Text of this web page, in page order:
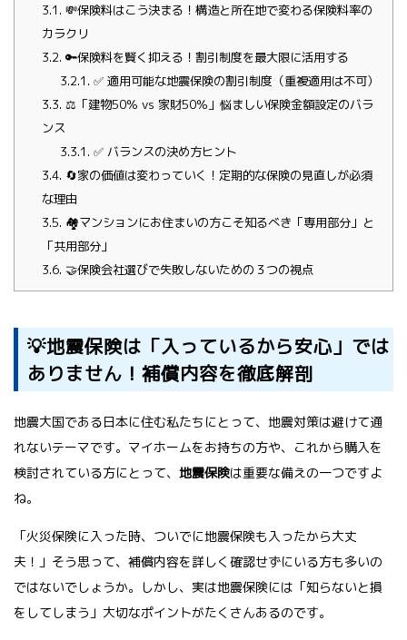
3.1. 💸保険料はこう決まる！構造と所在地で変わる保険料率の
カラクリ
3.2. 🔑保険料を賢く抑える！割引制度を最大限に活用する
3.2.1. ✅ 適用可能な地震保険の割引制度（重複適用は不可）
3.3. ⚖️「建物50％ vs 家財50％」悩ましい保険金額設定のバラ
ンス
3.3.1. ✅ バランスの決め方ヒント
3.4. 🔄家の価値は変わっていく！定期的な保険の見直しが必須
な理由
3.5. 🏘️マンションにお住まいの方こそ知るべき「専用部分」と
「共用部分」
3.6. 🤝保険会社選びで失敗しないための３つの視点
💡地震保険は「入っているから安心」では
ありません！補償内容を徹底解剖
地震大国である日本に住む私たちにとって、地震対策は避けて通
れないテーマです。マイホームをお持ちの方や、これから購入を
検討されている方にとって、 地震保険は重要な備えの一つですよ
ね。
「火災保険に入った時、ついでに地震保険も入ったから大丈
夫！」そう思って、補償内容を詳しく確認せずにいる方も多いの
ではないでしょうか。しかし、実は地震保険には「知らないと損
をしてしまう」大切なポイントがたくさんあるのです。